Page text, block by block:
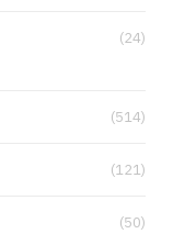
(24)
(514)
(121)
(50)